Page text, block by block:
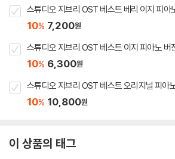
스튜디오 지브리 OST 베스트 베리 이지 피아
10% 7,200원
스튜디오 지브리 OST 베스트 이지 피아노 버
10% 6,300원
스튜디오 지브리 OST 베스트 오리지널 피아
10% 10,800원
이 상품의 태그